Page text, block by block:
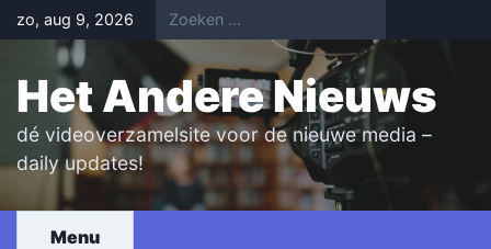
Skip
to
content
zo, aug 9, 2026
Het Andere Nieuws
dé videoverzamelsite voor de nieuwe media –
daily updates!
Menu